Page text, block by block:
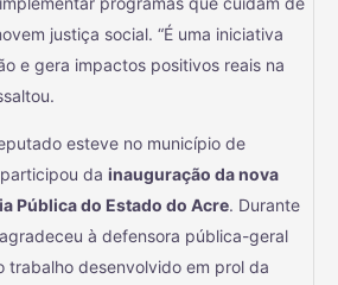
justiça social. “É uma iniciativa
e gera impactos positivos reais na
esteve no município de
da inauguração da nova
Pública do Estado do Acre. Durante
à defensora pública-geral
trabalho desenvolvido em prol da